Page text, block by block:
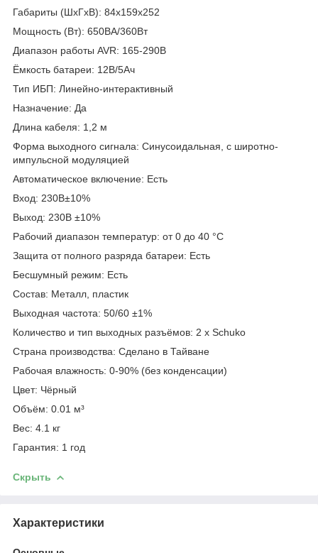
Габариты (ШхГхВ): 84х159х252
Мощность (Bт): 650ВА/360Вт
Диапазон работы AVR: 165-290В
Ёмкость батареи: 12В/5Ач
Тип ИБП: Линейно-интерактивный
Назначение: Да
Длина кабеля: 1,2 м
Форма выходного сигнала: Cинусоидальная, с широтно-
импульсной модуляцией
Автоматическое включение: Есть
Вход: 230В±10%
Выход: 230В ±10%
Рабочий диапазон температур: от 0 до 40 °С
Защита от полного разряда батареи: Есть
Бесшумный режим: Есть
Состав: Металл, пластик
Выходная частота: 50/60 ±1%
Количество и тип выходных разъёмов: 2 х Schuko
Страна производства: Сделано в Тайване
Рабочая влажность: 0-90% (без конденсации)
Цвет: Чёрный
Объём: 0.01 м³
Вес: 4.1 кг
Гарантия: 1 год
Скрыть
Характеристики